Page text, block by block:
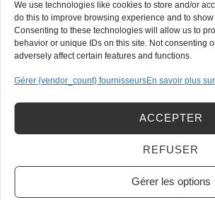
We use technologies like cookies to store and/or
do this to improve browsing experience and to
Consenting to these technologies will allow us to
behavior or unique IDs on this site. Not consenting
adversely affect certain features and functions.
Gérer {vendor_count} fournisseursEn savoir plus
ACCEPTER
REFUSER
Gérer les options
avec absorbeur d’énergie, points
Attention, l’utilisation de ces
nécessite des compétences spécifiques.
travail en hauteur et port du harnaispour
ajuster, les vérifier avant chaque
d’accident.
Comment former et